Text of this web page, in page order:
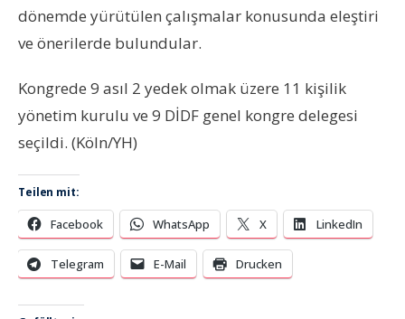
dönemde yürütülen çalışmalar konusunda eleştiri
ve önerilerde bulundular.
Kongrede 9 asıl 2 yedek olmak üzere 11 kişilik
yönetim kurulu ve 9 DİDF genel kongre delegesi
seçildi. (Köln/YH)
Teilen mit:
Facebook WhatsApp X LinkedIn
Telegram E-Mail Drucken